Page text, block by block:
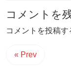
コメントを
コメントを投稿す
« Prev